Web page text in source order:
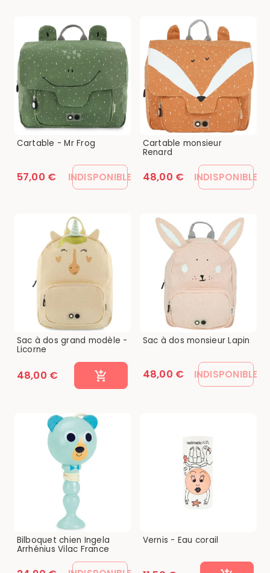
Cartable - Mr Frog
57,00 € INDISPONIBLE
Cartable monsieur
Renard
48,00 € INDISPONIBLE
Sac à dos grand modèle -
Licorne
48,00 €
Sac à dos monsieur Lapin
48,00 € INDISPONIBLE
Bilboquet chien Ingela
Arrhénius Vilac France
Vernis - Eau corail